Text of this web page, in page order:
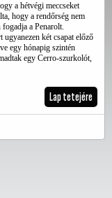
a hétvégi meccseket
hogy a rendőrség nem
fogadja a Penarolt.
ugyanezen két csapat előző
egy hónapig szintén
egy Cerro-szurkolót,
Lap tetejére